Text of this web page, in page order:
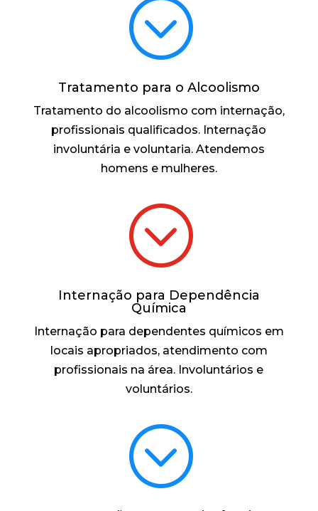
;
Tratamento para o Alcoolismo
Tratamento do alcoolismo com internação,
profissionais qualificados. Internação
involuntária e voluntaria. Atendemos
homens e mulheres.
;
Internação para Dependência
Química
Internação para dependentes químicos em
locais apropriados, atendimento com
profissionais na área. Involuntários e
voluntários.
;